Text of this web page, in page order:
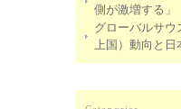
側が激増する」
グローバルサウ
上国）動向と日